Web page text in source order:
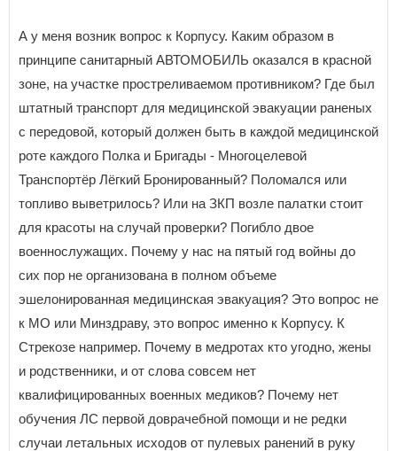
А у меня возник вопрос к Корпусу. Каким образом в
принципе санитарный АВТОМОБИЛЬ оказался в красной
зоне, на участке простреливаемом противником? Где был
штатный транспорт для медицинской эвакуации раненых
с передовой, который должен быть в каждой медицинской
роте каждого Полка и Бригады - Многоцелевой
Транспортёр Лёгкий Бронированный? Поломался или
топливо выветрилось? Или на ЗКП возле палатки стоит
для красоты на случай проверки? Погибло двое
военнослужащих. Почему у нас на пятый год войны до
сих пор не организована в полном объеме
эшелонированная медицинская эвакуация? Это вопрос не
к МО или Минздраву, это вопрос именно к Корпусу. К
Стрекозе например. Почему в медротах кто угодно, жены
и родственники, и от слова совсем нет
квалифицированных военных медиков? Почему нет
обучения ЛС первой доврачебной помощи и не редки
случаи летальных исходов от пулевых ранений в руку